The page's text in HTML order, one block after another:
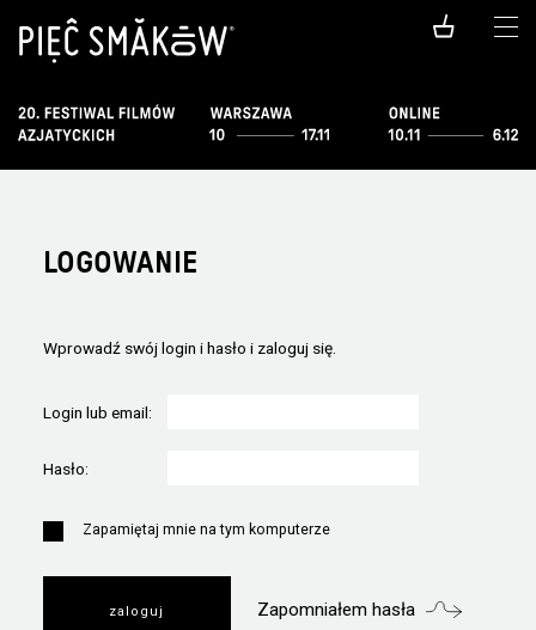
LOGOWANIE
Wprowadź swój login i hasło i zaloguj się.
Login lub email:
Hasło:
Zapamiętaj mnie na tym komputerze
Zapomniałem hasła